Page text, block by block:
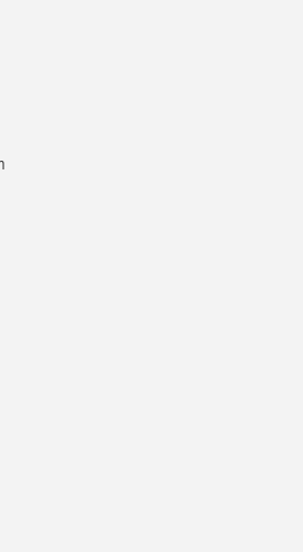
Kaltwassertemperaturen –
Kontaminationen mit
vermeiden
1: Chemiefreier
oder Auto – Individualität
für Schritt: Flexible Hybrid-
s stationen als
für Gasthermen
Fußbodenheizungen im
Wärmepumpe
Nowak?
sorgt im
optimales Raumklima